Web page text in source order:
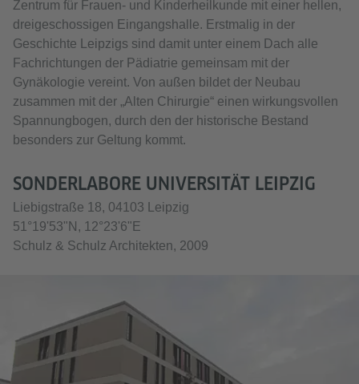
Zentrum für Frauen- und Kinderheilkunde mit einer hellen,
dreigeschossigen Eingangshalle. Erstmalig in der
Geschichte Leipzigs sind damit unter einem Dach alle
Fachrichtungen der Pädiatrie gemeinsam mit der
Gynäkologie vereint. Von außen bildet der Neubau
zusammen mit der „Alten Chirurgie“ einen wirkungsvollen
Spannungbogen, durch den der historische Bestand
besonders zur Geltung kommt.
SONDERLABORE UNIVERSITÄT LEIPZIG
Liebigstraße 18, 04103 Leipzig
51°19'53"N, 12°23'6"E
Schulz & Schulz Architekten, 2009